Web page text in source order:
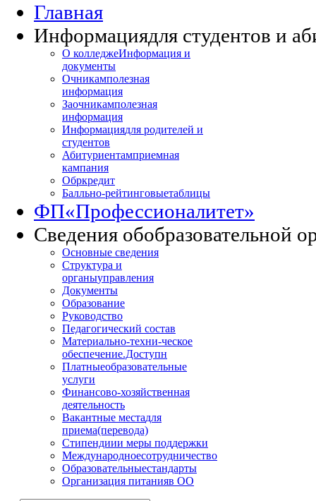
Главная
Информациядля студентов и
О колледжеИнформация и
документы
Очникамполезная
информация
Заочникамполезная
информация
Информациядля родителей и
студентов
Абитуриентамприемная
кампания
Обркредит
Балльно-рейтинговыетаблицы
ФП«Профессионалитет»
Сведения обобразовательной
Основные сведения
Структура и
органыуправления
Документы
Образование
Руководство
Педагогический состав
Материально-техни-ческое
обеспечение.Доступн
Платныеобразовательные
услуги
Финансово-хозяйственная
деятельность
Вакантные местадля
приема(перевода)
Стипендиии меры поддержки
Международноесотрудничество
Образовательныестандарты
Организация питанияв ОО